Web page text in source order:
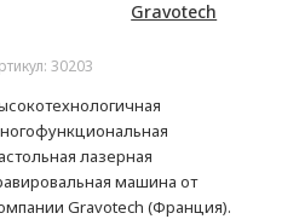
Gravotech
30203
лазерная
машина от
Gravotech (Франция).